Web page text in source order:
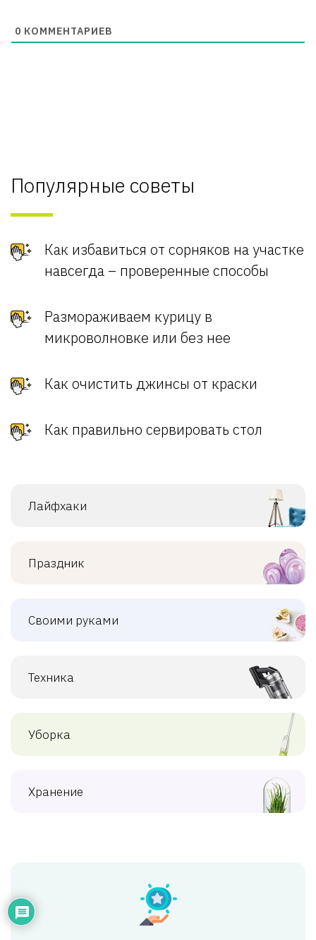
0 КОММЕНТАРИЕВ
Популярные советы
Как избавиться от сорняков на участке
навсегда – проверенные способы
Размораживаем курицу в
микроволновке или без нее
Как очистить джинсы от краски
Как правильно сервировать стол
Лайфхаки
Праздник
Своими руками
Техника
Уборка
Хранение